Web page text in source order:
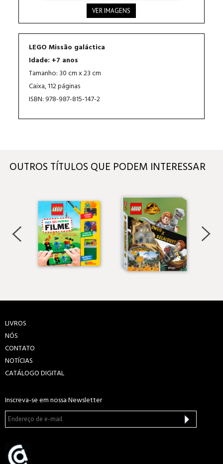
VER IMAGENS
LEGO Missão galáctica
Idade: +7 anos
Tamanho: 30 cm x 23 cm
Caixa, 112 páginas
ISBN: 978-987-815-147-2
OUTROS TÍTULOS QUE PODEM INTERESSAR
LIVROS
NÓS
CONTATO
NOTÍCIAS
CATÁLOGO DIGITAL
Inscreva-se em nossa Newsletter